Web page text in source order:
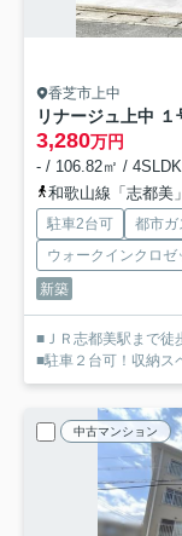
香芝市上中
リナージュ上中
3,280万円
- / 106.82㎡ /
和歌山線「志都美
駐車2台可 都市ガ
ウォークインクロゼ
新築
■ＪＲ志都美駅まで徒
■駐車２台可！収納ス
中古マンション